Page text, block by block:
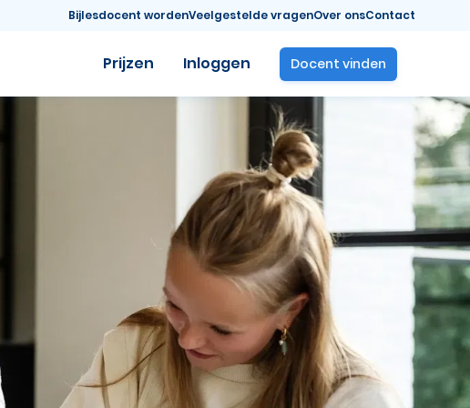
Bijlesdocent wordenVeelgestelde vragenOver onsContact
Prijzen Inloggen Docent vinden